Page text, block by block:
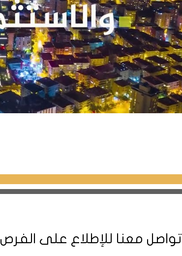
تواصل معنا للإطلاع على الفرص